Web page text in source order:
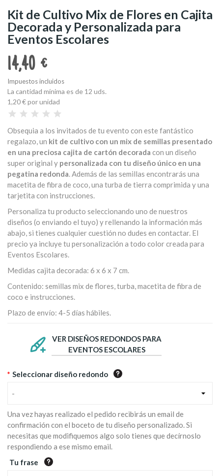
Kit de Cultivo Mix de Flores en Cajita
Decorada y Personalizada para
Eventos Escolares
14,40 €
Impuestos incluidos
La cantidad mínima es de 12 uds.
1,20 €por unidad
Obsequia a los invitados de tu evento con este fantástico
regalazo, un kit de cultivo con un mix de semillas presentado
en una preciosa cajita de cartón decorada con un diseño
super original y personalizada con tu diseño único en una
pegatina redonda. Además de las semillas encontrarás una
macetita de fibra de coco, una turba de tierra comprimida y una
tarjetita con instrucciones.
Personaliza tu producto seleccionando uno de nuestros
diseños (o enviando el tuyo) y rellenando la información más
abajo, si tienes cualquier cuestión no dudes en contactar. El
precio ya incluye tu personalización a todo color creada para
Eventos Escolares.
Medidas cajita decorada: 6 x 6 x 7 cm.
Contenido: semillas mix de flores, turba, macetita de fibra de
coco e instrucciones.
Plazo de envío: 4-5 días hábiles.
VER DISEÑOS REDONDOS PARA
EVENTOS ESCOLARES
* Seleccionar diseño redondo
-
Una vez hayas realizado el pedido recibirás un email de
confirmación con el boceto de tu diseño personalizado. Si
necesitas que modifiquemos algo solo tienes que decírnoslo
respondiendo a ese mismo email.
Tu frase